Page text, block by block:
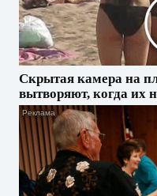
Скрытая камера на
вытворяют, когда их